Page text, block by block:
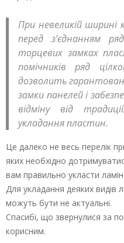
При невеликій
перед з’єднанням
торцевих замках
помічників ряд
дозволить
замки панелей і
відміну від
укладання пластин.
Це далеко не весь перелік
яких необхідно
вам правильно укласти
Для укладання деяких видів
можуть бути не актуальні.
Спасибі, що звернулися за
корисним.